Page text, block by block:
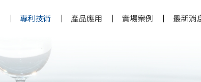
專利技術 產品應用 實場案例 最新消